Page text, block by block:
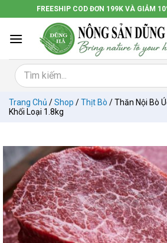
đến
dung
FREESHIP COD ĐƠN 199K VÀ GIẢM
Trang Chủ /Shop /Thịt Bò /Thăn Nội Bò
Khối Loại 1.8kg